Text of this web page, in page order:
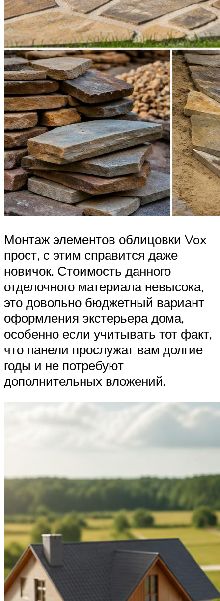
Монтаж элементов облицовки Vox
прост, с этим справится даже
новичок. Стоимость данного
отделочного материала невысока,
это довольно бюджетный вариант
оформления экстерьера дома,
особенно если учитывать тот факт,
что панели прослужат вам долгие
годы и не потребуют
дополнительных вложений.